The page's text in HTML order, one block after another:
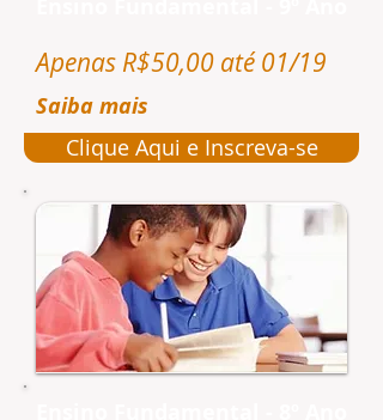
Apenas R$50,00 até 01/19
Saiba mais
Clique Aqui e Inscreva-se